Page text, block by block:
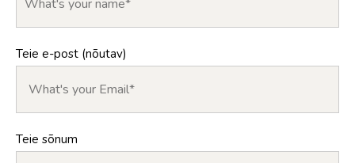
Teie e-post (nõutav)
Teie sõnum